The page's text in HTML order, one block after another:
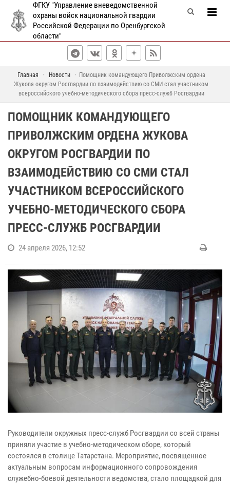
ФГКУ "Управление вневедомственной
охраны войск национальной гвардии
Российской Федерации по Оренбургской
области"
Главная Новости
Помощник командующего Приволжским ордена
Жукова округом Росгвардии по взаимодействию со СМИ стал участником
всероссийского учебно-методического сбора пресс-служб Росгвардии
ПОМОЩНИК КОМАНДУЮЩЕГО
ПРИВОЛЖСКИМ ОРДЕНА ЖУКОВА
ОКРУГОМ РОСГВАРДИИ ПО
ВЗАИМОДЕЙСТВИЮ СО СМИ СТАЛ
УЧАСТНИКОМ ВСЕРОССИЙСКОГО
УЧЕБНО-МЕТОДИЧЕСКОГО СБОРА
ПРЕСС-СЛУЖБ РОСГВАРДИИ
24 апреля 2026, 12:52
Руководители окружных пресс-служб Росгвардии со всей страны
приняли участие в учебно-методическом сборе, который
состоялся в столице Татарстана. Мероприятие, посвященное
актуальным вопросам информационного сопровождения
служебно-боевой деятельности ведомства, стало площадкой для